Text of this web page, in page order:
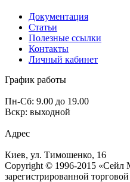
Документация
Статьи
Полезные ссылки
Контакты
Личный кабинет
График работы
Пн-Сб: 9.00 до 19.00
Вскр: выходной
Адрес
Киев, ул. Тимошенко, 16
Copyright © 1996-2015 «Сейл
зарегистрированной